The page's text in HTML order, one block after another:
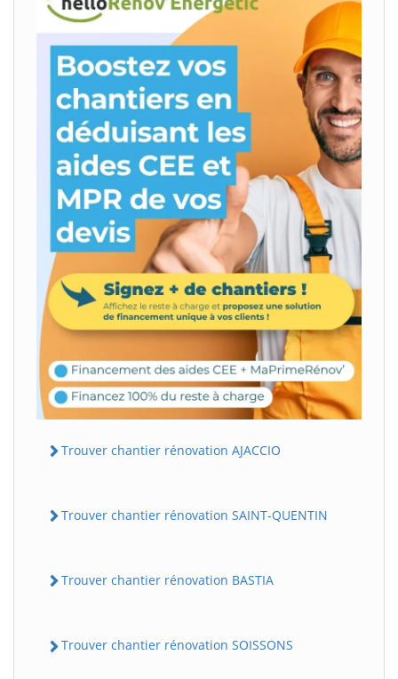
Trouver chantier rénovation AJACCIO
Trouver chantier rénovation SAINT-QUENTIN
Trouver chantier rénovation BASTIA
Trouver chantier rénovation SOISSONS